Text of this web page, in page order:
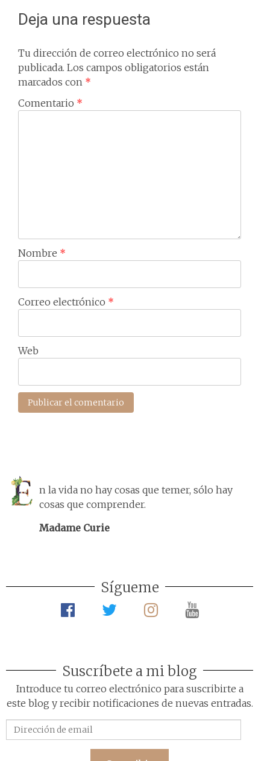
Deja una respuesta
Tu dirección de correo electrónico no será
publicada. Los campos obligatorios están
marcados con *
Comentario *
Nombre *
Correo electrónico *
Web
n la vida no hay cosas que temer, sólo hay
cosas que comprender.
Madame Curie
Sígueme
Suscríbete a mi blog
Introduce tu correo electrónico para suscribirte a
este blog y recibir notificaciones de nuevas entradas.
de